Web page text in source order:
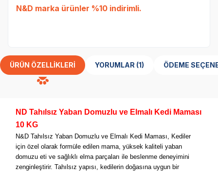
N&D marka ürünler %10 indirimli.
ÜRÜN ÖZELLIKLERI YORUMLAR (1) ÖDEME
ND Tahılsız Yaban Domuzlu ve Elmalı Kedi Maması
10 KG
N&D Tahılsız Yaban Domuzlu ve Elmalı Kedi Maması, Kediler
için özel olarak formüle edilen mama, yüksek kaliteli yaban
domuzu eti ve sağlıklı elma parçaları ile beslenme deneyimini
zenginleştirir. Tahılsız yapısı, kedilerin doğasına uygun bir